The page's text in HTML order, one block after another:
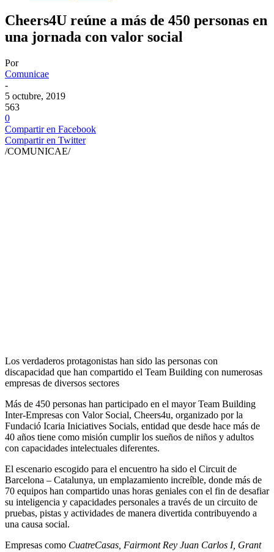
Cheers4U reúne a más de 450 personas en
una jornada con valor social
Por
Comunicae
-
5 octubre, 2019
563
0
Compartir en Facebook
Compartir en Twitter
/COMUNICAE/
Los verdaderos protagonistas han sido las personas con
discapacidad que han compartido el Team Building con numerosas
empresas de diversos sectores
Más de 450 personas han participado en el mayor Team Building
Inter-Empresas con Valor Social, Cheers4u, organizado por la
Fundació Icaria Iniciatives Socials, entidad que desde hace más de
40 años tiene como misión cumplir los sueños de niños y adultos
con capacidades intelectuales diferentes.
El escenario escogido para el encuentro ha sido el Circuit de
Barcelona – Catalunya, un emplazamiento increíble, donde más de
70 equipos han compartido unas horas geniales con el fin de desafiar
su inteligencia y capacidades personales a través de un circuito de
pruebas, pistas y actividades de manera divertida contribuyendo a
una causa social.
Empresas como CuatreCasas, Fairmont Rey Juan Carlos I, Grant